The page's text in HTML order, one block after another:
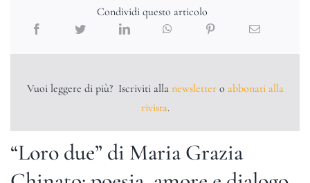
Newsletter
Libri Ares QUADERNI MONOGRAFICI
RECENSIONI
Condividi questo articolo
Vuoi leggere di più? Iscriviti alla newslettero abbonati alla
rivista.
“Loro due” di Maria Grazia